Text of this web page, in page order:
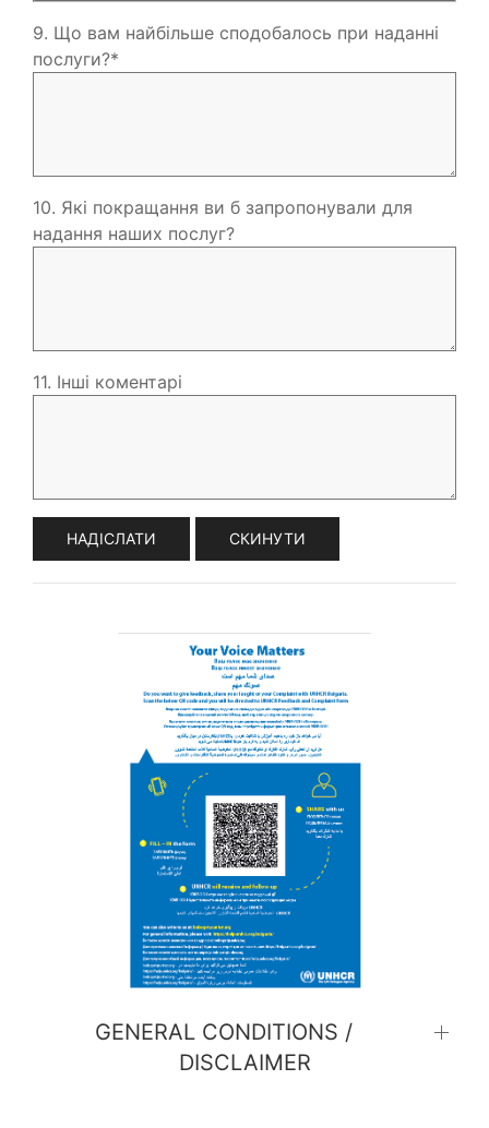
9. Що вам найбільше сподобалось при наданні
послуги?*
10. Які покращання ви б запропонували для
надання наших послуг?
11. Інші коментарі
GENERAL CONDITIONS /
DISCLAIMER